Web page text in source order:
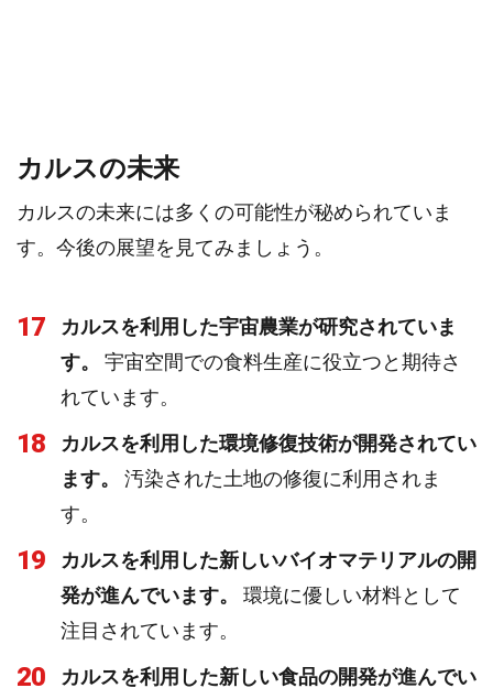
カルスの未来
カルスの未来には多くの可能性が秘められていま
す。今後の展望を見てみましょう。
17
カルスを利用した宇宙農業が研究されていま
す。
宇宙空間での食料生産に役立つと期待さ
れています。
18
カルスを利用した環境修復技術が開発されてい
ます。
汚染された土地の修復に利用されま
す。
19
カルスを利用した新しいバイオマテリアルの開
発が進んでいます。
環境に優しい材料として
注目されています。
20
カルスを利用した新しい食品の開発が進んでい